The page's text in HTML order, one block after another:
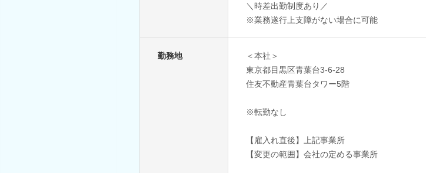
＼時差出勤制度あり／
※業務遂行上支障がない場合に可能
勤務地
＜本社＞
東京都目黒区青葉台3-6-28
住友不動産青葉台タワー5階
※転勤なし
【雇入れ直後】上記事業所
【変更の範囲】会社の定める事業所